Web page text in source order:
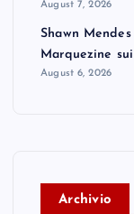
August 7, 2026
Shawn
Marquezine sui
August 6, 2026
Archivio